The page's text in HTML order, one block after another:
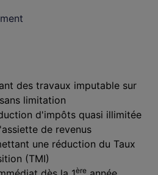
des travaux imputable sur
limitation
d'impôts quasi illimitée
de revenus
une réduction du Taux
(TMI)
ère